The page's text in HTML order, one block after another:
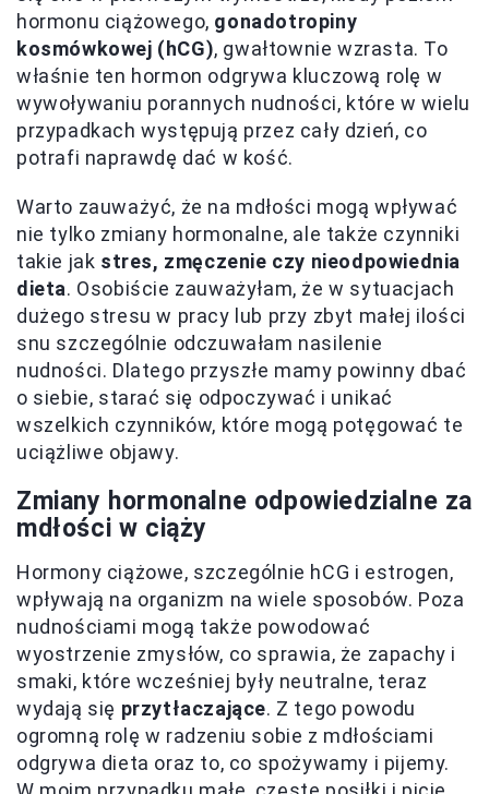
hormonu ciążowego, gonadotropiny
kosmówkowej (hCG), gwałtownie wzrasta. To
właśnie ten hormon odgrywa kluczową rolę w
wywoływaniu porannych nudności, które w wielu
przypadkach występują przez cały dzień, co
potrafi naprawdę dać w kość.
Warto zauważyć, że na mdłości mogą wpływać
nie tylko zmiany hormonalne, ale także czynniki
takie jak stres, zmęczenie czy nieodpowiednia
dieta. Osobiście zauważyłam, że w sytuacjach
dużego stresu w pracy lub przy zbyt małej ilości
snu szczególnie odczuwałam nasilenie
nudności. Dlatego przyszłe mamy powinny dbać
o siebie, starać się odpoczywać i unikać
wszelkich czynników, które mogą potęgować te
uciążliwe objawy.
Zmiany hormonalne odpowiedzialne za
mdłości w ciąży
Hormony ciążowe, szczególnie hCG i estrogen,
wpływają na organizm na wiele sposobów. Poza
nudnościami mogą także powodować
wyostrzenie zmysłów, co sprawia, że zapachy i
smaki, które wcześniej były neutralne, teraz
wydają się przytłaczające. Z tego powodu
ogromną rolę w radzeniu sobie z mdłościami
odgrywa dieta oraz to, co spożywamy i pijemy.